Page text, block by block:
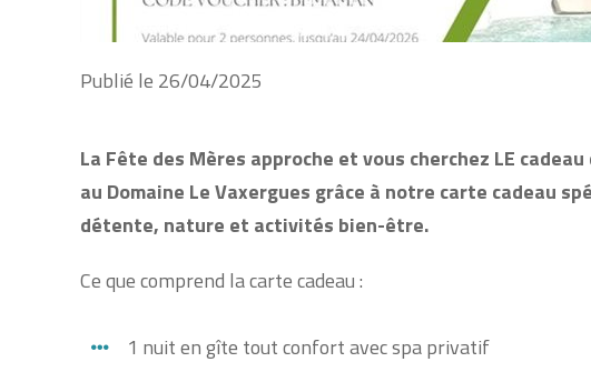
Publié le 26/04/2025
La Fête des Mères approche et vous cherchez LE
au Domaine Le Vaxergues grâce à notre carte cadeau
détente, nature et activités bien-être.
Ce que comprend la carte cadeau :
1 nuit en gîte tout confort avec spa privatif